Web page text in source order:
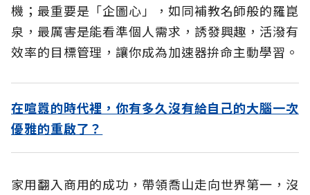
機；最重要是「企圖心」，如同補教名師般的羅崑
泉，最厲害是能看準個人需求，誘發興趣，活潑有
效率的目標管理，讓你成為加速器拚命主動學習。
在喧囂的時代裡，你有多久沒有給自己的大腦一次
優雅的重啟了？
家用翻入商用的成功，帶領喬山走向世界第一，沒